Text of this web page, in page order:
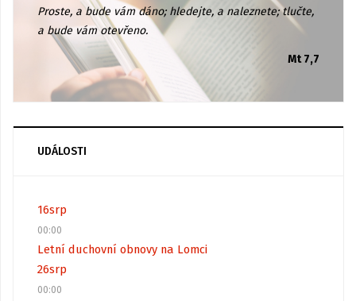
Proste, a bude vám dáno; hledejte, a naleznete; tlučte,
a bude vám otevřeno.
Mt 7,7
UDÁLOSTI
16srp
00:00
Letní duchovní obnovy na Lomci
26srp
00:00